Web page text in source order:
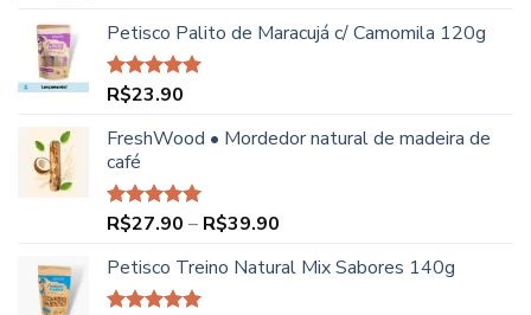
era:
R$48.90.
é:
Petisco Palito de Maracujá c/ Camomila 120g
Avaliação
R$23.90
FreshWood • Mordedor natural de madeira de
café
Avaliação
R$27.90 – R$39.90
preço:
Petisco Treino Natural Mix Sabores 140g